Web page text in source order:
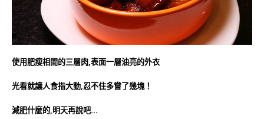
使用肥瘦相間的三層肉,表面一層油亮的外衣
光看就讓人食指大動,忍不住多嘗了幾塊！
減肥什麼的,明天再說吧…